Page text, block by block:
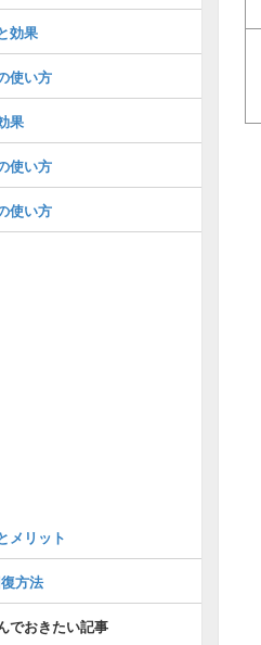
効果
使い方
果
使い方
使い方
メリット
方法
でおきたい記事